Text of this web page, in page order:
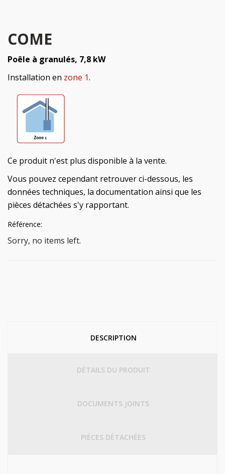
COME
Poêle à granulés, 7,8 kW
Installation en zone 1.
Ce produit n'est plus disponible à la vente.
Vous pouvez cependant retrouver ci-dessous, les
données techniques, la documentation ainsi que les
pièces détachées s'y rapportant.
Référence:
Sorry, no items left.
DESCRIPTION
DÉTAILS DU PRODUIT
DOCUMENTS JOINTS
PIÈCES DÉTACHÉES